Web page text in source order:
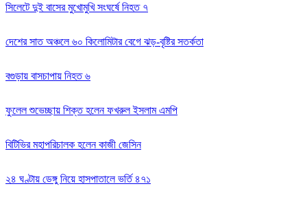
সিলেটে দুই বাসের মুখোমুখি সংঘর্ষে নিহত ৭
দেশের সাত অঞ্চলে ৬০ কিলোমিটার বেগে ঝড়-বৃষ্টির সতর্কতা
বগুড়ায় বাসচাপায় নিহত ৬
ফুলেল শুভেচ্ছায় শিক্ত হলেন ফখরুল ইসলাম এমপি
বিটিভির মহাপরিচালক হলেন কাজী জেসিন
২৪ ঘণ্টায় ডেঙ্গু নিয়ে হাসপাতালে ভর্তি ৪৭১